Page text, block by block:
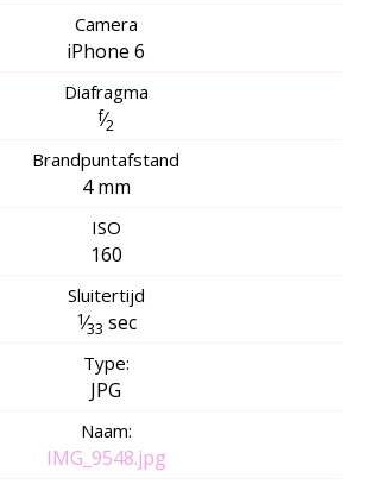
Camera
iPhone 6
Diafragma
f⁄2
Brandpuntafstand
4 mm
ISO
160
Sluitertijd
1⁄33 sec
Type:
JPG
Naam:
IMG_9548.jpg